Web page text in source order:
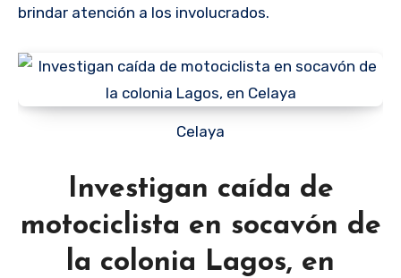
brindar atención a los involucrados.
Celaya
Investigan caída de
motociclista en socavón de
la colonia Lagos, en